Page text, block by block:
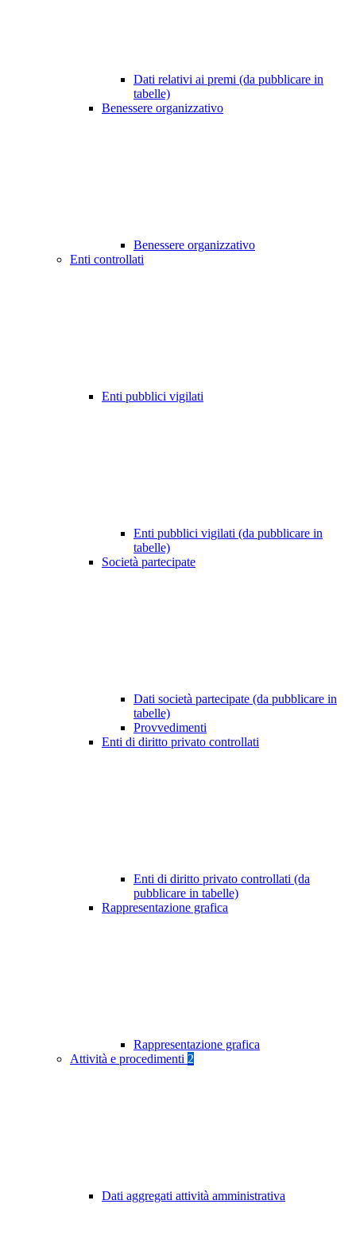
Dati relativi ai premi (da pubblicare in
tabelle)
Benessere organizzativo
Benessere organizzativo
Enti controllati
Enti pubblici vigilati
Enti pubblici vigilati (da pubblicare in
tabelle)
Società partecipate
Dati società partecipate (da pubblicare in
tabelle)
Provvedimenti
Enti di diritto privato controllati
Enti di diritto privato controllati (da
pubblicare in tabelle)
Rappresentazione grafica
Rappresentazione grafica
Attività e procedimenti 2
Dati aggregati attività amministrativa